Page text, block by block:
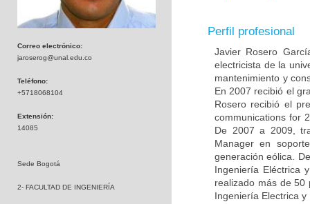
Correo electrónico:
jaroserog@unal.edu.co
Teléfono:
+5718068104
Extensión:
14085
Sede Bogotá
2- FACULTAD DE INGENIERÍA
Perfil profesional
Javier Rosero
electricista de la
mantenimiento y
En 2007 recibió el
Rosero recibió el
communications for
De 2007 a 2009,
Manager en
generación eólica.
Ingeniería Eléctrica
realizado más de 50
Ingeniería Electrica y